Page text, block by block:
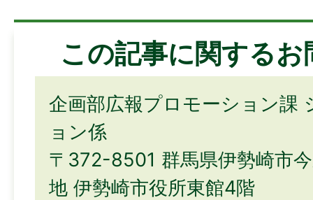
この記事に関する
企画部広報プロモーション課
ョン係
〒372-8501 群馬県伊勢崎市
地 伊勢崎市役所東館4階